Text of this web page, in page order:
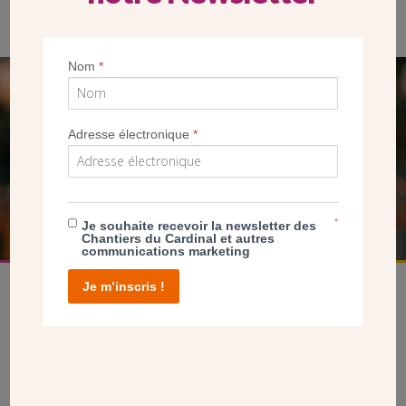
SEUL VOTRE DON
NOUS PERMET D’AGIR
FAIRE UN DON
Nom*
Adresse électronique*
Je souhaite recevoir la newsletter des
Chantiers du Cardinal et autres
communications marketing
*
Je m’inscris !